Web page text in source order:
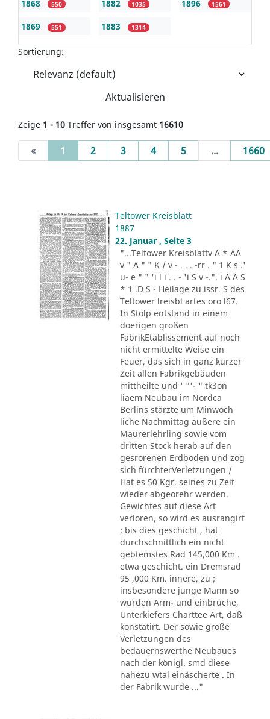
1868 550
1869 551
1882 1035
1883 1314
1896 1561
Sortierung:
Aktualisieren
Zeige 1 - 10 Treffer von insgesamt 16610
« 1 (current)
2 3 4 5 ... 1660
Teltower Kreisblatt
1887
22. Januar , Seite 3
"...Teltower Kreisblattv A * AA
v " A " " K / v - . . . -rr . " ´1 K s .'
u- e " " 'i l i . . - 'i S v -.". i A A S
* 1 .D S - Heilage zu issr. S des
Teltower lreisbl artes oro l67.
In Stolp entstand in einem
doerigen großen
FabrikEtablissement auf noch
nicht ermittelte Weise ein
Feuer, das sich in ganz kurzer
Zeit allen Fabrikgebäuden
mittheilte und ' "'- " tk3on
liaem Neubau im Nordca
Berlins stärzte um Minwoch
liche Nachmittag äußere ein
Maurerlehrling sowie vom
dritten Stock herab auf den
gesrorenen Erdboden und zog
sich fürchterVerletzungen /
Hat es 50 Kgr. seines zu Zeit
wieder abgeorehr werden.
Gewichtes auf diese Art
verloren, so wird es ausrangirt
; bis dies geschicht , hat
durchschnittlich ein nicht
gebtemstes Rad 145,000 Km .
etwa geschicht. ein Dremsrad
95 ,000 Km. innere, zu ;
insbesondere junge Mann so
wurden Arm- und einbrüche,
Unterkiefers Charttee Art, daß
konstatirt. Der sowie große
Verletzungen des
bedauernswerthe Neubaues
nach der königl. smd diese
nahezu wtal einäscherte . In
der Fabrik wurde ..."